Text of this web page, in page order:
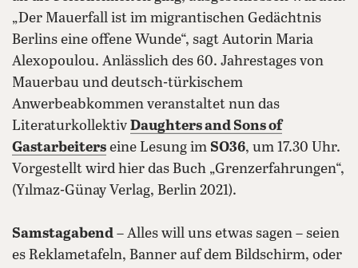
„Der Mauerfall ist im migrantischen Gedächtnis
Berlins eine offene Wunde“, sagt Autorin Maria
Alexopoulou. Anlässlich des 60. Jahrestages von
Mauerbau und deutsch-türkischem
Anwerbeabkommen veranstaltet nun das
Literaturkollektiv Daughters and Sons of
Gastarbeiters eine Lesung im SO36, um 17.30 Uhr.
Vorgestellt wird hier das Buch „Grenzerfahrungen“,
(Yılmaz-Günay Verlag, Berlin 2021).
Samstagabend – Alles will uns etwas sagen – seien
es Reklametafeln, Banner auf dem Bildschirm, oder